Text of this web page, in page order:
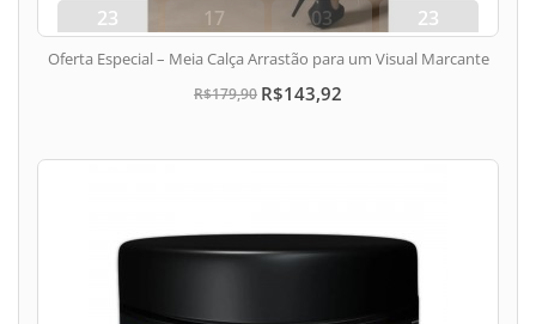
23
dias
17
hora
03
min
22
seg
Oferta Especial – Meia Calça Arrastão para um Visual Marcante
R$179,90 R$143,92